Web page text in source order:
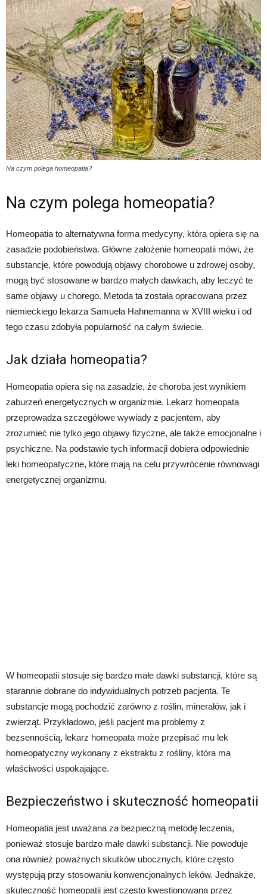
Na czym polega homeopatia?
Na czym polega homeopatia?
Homeopatia to alternatywna forma medycyny, która opiera się na
zasadzie podobieństwa. Główne założenie homeopatii mówi, że
substancje, które powodują objawy chorobowe u zdrowej osoby,
mogą być stosowane w bardzo małych dawkach, aby leczyć te
same objawy u chorego. Metoda ta została opracowana przez
niemieckiego lekarza Samuela Hahnemanna w XVIII wieku i od
tego czasu zdobyła popularność na całym świecie.
Jak działa homeopatia?
Homeopatia opiera się na zasadzie, że choroba jest wynikiem
zaburzeń energetycznych w organizmie. Lekarz homeopata
przeprowadza szczegółowe wywiady z pacjentem, aby
zrozumieć nie tylko jego objawy fizyczne, ale także emocjonalne i
psychiczne. Na podstawie tych informacji dobiera odpowiednie
leki homeopatyczne, które mają na celu przywrócenie równowagi
energetycznej organizmu.
W homeopatii stosuje się bardzo małe dawki substancji, które są
starannie dobrane do indywidualnych potrzeb pacjenta. Te
substancje mogą pochodzić zarówno z roślin, minerałów, jak i
zwierząt. Przykładowo, jeśli pacjent ma problemy z
bezsennością, lekarz homeopata może przepisać mu lek
homeopatyczny wykonany z ekstraktu z rośliny, która ma
właściwości uspokajające.
Bezpieczeństwo i skuteczność homeopatii
Homeopatia jest uważana za bezpieczną metodę leczenia,
ponieważ stosuje bardzo małe dawki substancji. Nie powoduje
ona również poważnych skutków ubocznych, które często
występują przy stosowaniu konwencjonalnych leków. Jednakże,
skuteczność homeopatii jest często kwestionowana przez